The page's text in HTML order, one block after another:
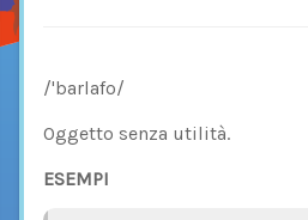
/'barlafo/
Oggetto senza utilità.
ESEMPI